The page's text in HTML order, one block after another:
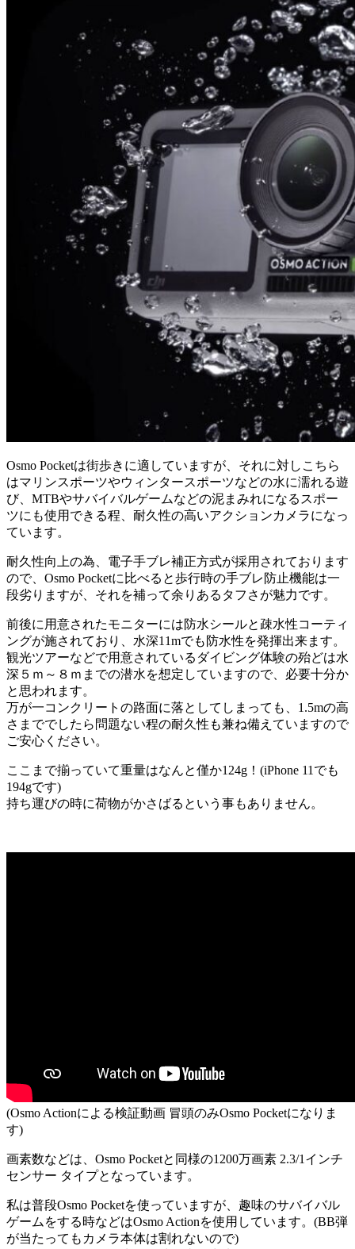
Osmo Pocketは街歩きに適していますが、それに対しこちら
はマリンスポーツやウィンタースポーツなどの水に濡れる遊
び、MTBやサバイバルゲームなどの泥まみれになるスポー
ツにも使用できる程、耐久性の高いアクションカメラになっ
ています。
耐久性向上の為、電子手ブレ補正方式が採用されております
ので、Osmo Pocketに比べると歩行時の手ブレ防止機能は一
段劣りますが、それを補って余りあるタフさが魅力です。
前後に用意されたモニターには防水シールと疎水性コーティ
ングが施されており、水深11mでも防水性を発揮出来ます。
観光ツアーなどで用意されているダイビング体験の殆どは水
深５ｍ～８ｍまでの潜水を想定していますので、必要十分か
と思われます。
万が一コンクリートの路面に落としてしまっても、1.5mの高
さまででしたら問題ない程の耐久性も兼ね備えていますので
ご安心ください。
ここまで揃っていて重量はなんと僅か124g！(iPhone 11でも
194gです)
持ち運びの時に荷物がかさばるという事もありません。
(Osmo Actionによる検証動画 冒頭のみOsmo Pocketになりま
す)
画素数などは、Osmo Pocketと同様の1200万画素 2.3/1インチ
センサー タイプとなっています。
私は普段Osmo Pocketを使っていますが、趣味のサバイバル
ゲームをする時などはOsmo Actionを使用しています。(BB弾
が当たってもカメラ本体は割れないので)